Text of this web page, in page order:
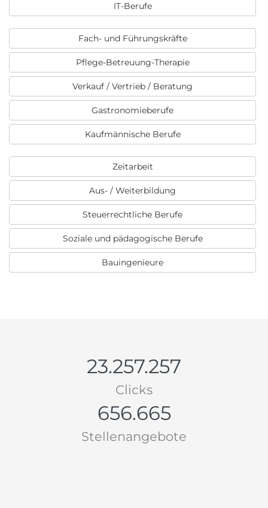
IT-Berufe
Fach- und Führungskräfte
Pflege-Betreuung-Therapie
Verkauf / Vertrieb / Beratung
Gastronomieberufe
Kaufmännische Berufe
Zeitarbeit
Aus- / Weiterbildung
Steuerrechtliche Berufe
Soziale und pädagogische Berufe
Bauingenieure
23.257.257
Clicks
656.665
Stellenangebote